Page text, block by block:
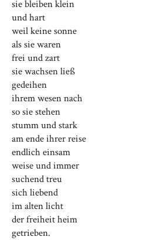
sie bleiben klein
und hart
weil keine sonne
als sie waren
frei und zart
sie wachsen ließ
gedeihen
ihrem wesen nach
so sie stehen
stumm und stark
am ende ihrer reise
endlich einsam
weise und immer
suchend treu
sich liebend
im alten licht
der freiheit heim
getrieben.